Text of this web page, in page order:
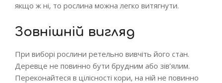
якщо ж ні, то рослина можна легко витягнути.
Зовнішній вигляд
При виборі рослини ретельно вивчіть його стан.
Деревце не повинно бути брудним або зів’ялим.
Переконайтеся в цілісності кори, на ній не повинно